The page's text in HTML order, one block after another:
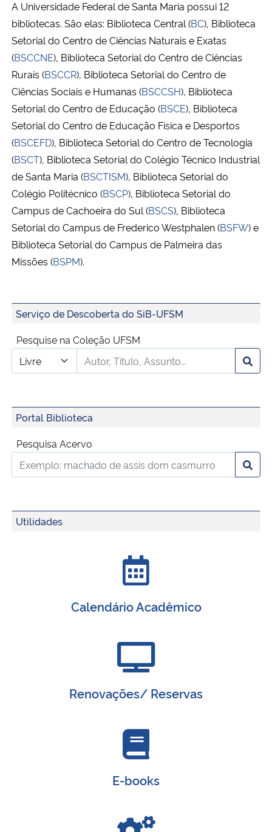
Ministério da Cidadania
Ministério da Saúde
Ministério de Minas e Energia
Ministério da Ciência, Tecnologia, Inovações e Comunicações
Ministério do Meio Ambiente
Ministério do Turismo
Ministério do Desenvolvimento Regional
Controladoria-Geral da União
Ministério da Mulher, da Família e dos Direitos Humanos
Gabinete de Segurança Institucional
Planalto
Sou UFSM
A Universidade Federal de Santa Maria possui 12
bibliotecas. São elas: Biblioteca Central (BC), Biblioteca
Setorial do Centro de Ciências Naturais e Exatas
(BSCCNE), Biblioteca Setorial do Centro de Ciências
Rurais (BSCCR), Biblioteca Setorial do Centro de
Ciências Sociais e Humanas (BSCCSH), Biblioteca
Setorial do Centro de Educação (BSCE), Biblioteca
Setorial do Centro de Educação Física e Desportos
(BSCEFD), Biblioteca Setorial do Centro de Tecnologia
(BSCT), Biblioteca Setorial do Colégio Técnico Industrial
de Santa Maria (BSCTISM), Biblioteca Setorial do
Colégio Politécnico (BSCP), Biblioteca Setorial do
Campus de Cachoeira do Sul (BSCS), Biblioteca
Setorial do Campus de Frederico Westphalen (BSFW) e
Biblioteca Setorial do Campus de Palmeira das
Missões (BSPM).
Serviço de Descoberta do SiB-UFSM
Pesquise na Coleção UFSM
Portal Biblioteca
Pesquisa Acervo
Utilidades
Calendário Acadêmico
Renovações/ Reservas
E-books